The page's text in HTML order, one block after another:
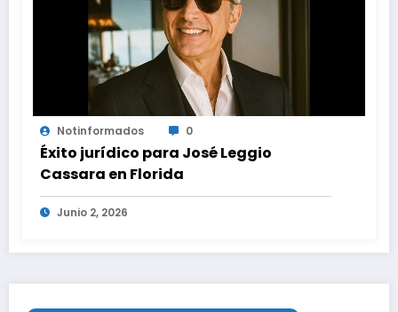
Notinformados 0
Éxito jurídico para José Leggio
Cassara en Florida
Junio 2, 2026